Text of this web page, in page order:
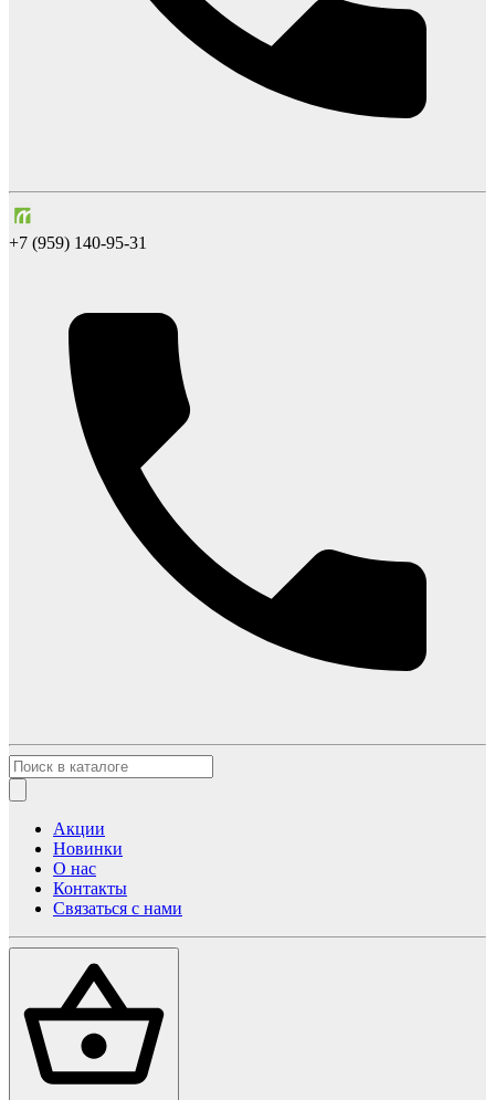
+7 (959) 140-95-31
Акции
Новинки
О нас
Контакты
Связаться с нами